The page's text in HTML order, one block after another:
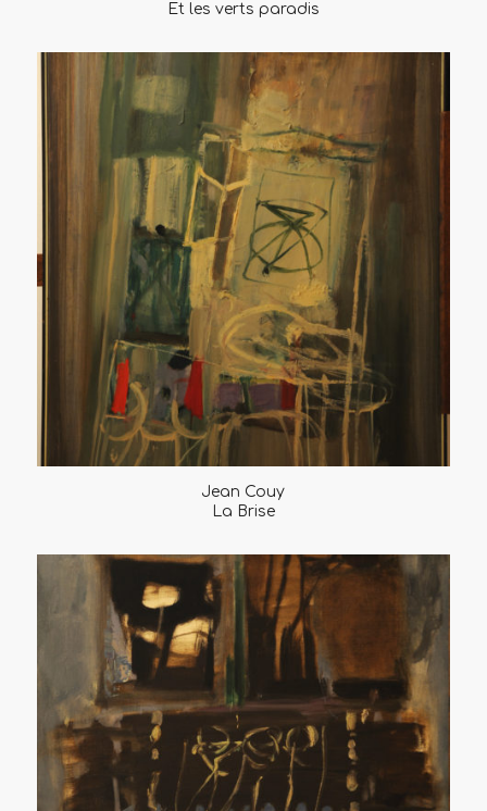
Et les verts paradis
Jean Couy
La Brise